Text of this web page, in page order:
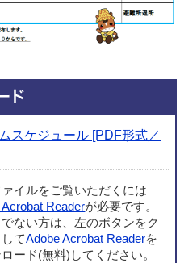
スケジュール [PDF形式／
ァイルをご覧いただくには
Acrobat Readerが必要です。
ない方は、左のボタンをク
してAdobe Acrobat Readerを
ード(無料)してください。